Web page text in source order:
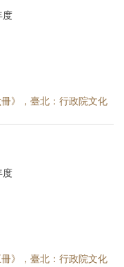
度
》，臺北：行政院文化
度
》，臺北：行政院文化